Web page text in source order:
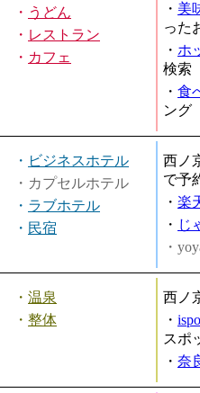
・ うどん
・ レストラン
・ カフェ
・ 美
った
・ ホ
検索
・ 食
ング
・ ビジネスホテル
・カプセルホテル
・ ラブホテル
・ 民宿
西ノ
で予
・ 楽
・ じ
・
・ 温泉
・ 整体
西ノ
・
スポ
・ 奈